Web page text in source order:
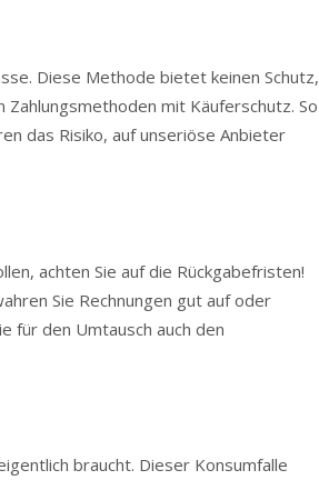
Diese Methode bietet keinen Schutz,
mit Käuferschutz. So
das Risiko, auf unseriöse Anbieter
achten Sie auf die Rückgabefristen!
Sie Rechnungen gut auf oder
für den Umtausch auch den
braucht. Dieser Konsumfalle